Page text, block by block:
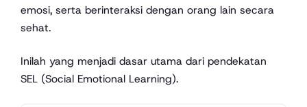
emosi, serta berinteraksi dengan orang lain secara
sehat.
Inilah yang menjadi dasar utama dari pendekatan
SEL (Social Emotional Learning).